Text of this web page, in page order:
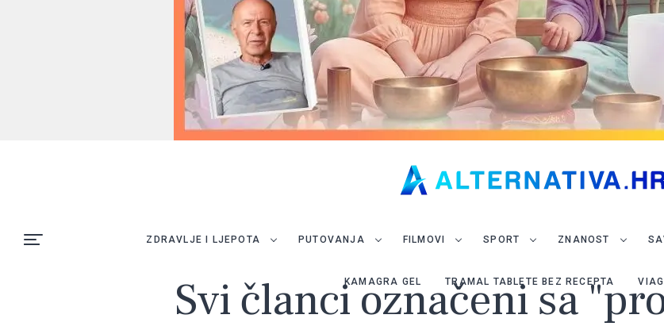
ZDRAVLJE I LJEPOTA PUTOVANJA FILMOVI SPORT ZNANOST
KAMAGRA GEL TRAMAL TABLETE BEZ RECEPTA
Svi članci označeni sa